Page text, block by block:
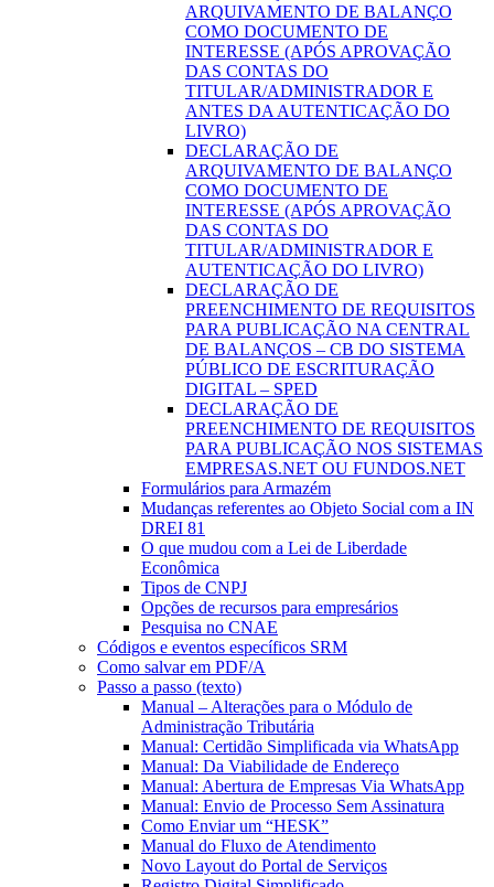
ARQUIVAMENTO DE BALANÇO
COMO DOCUMENTO DE
INTERESSE (APÓS APROVAÇÃO
DAS CONTAS DO
TITULAR/ADMINISTRADOR E
ANTES DA AUTENTICAÇÃO DO
LIVRO)
DECLARAÇÃO DE
ARQUIVAMENTO DE BALANÇO
COMO DOCUMENTO DE
INTERESSE (APÓS APROVAÇÃO
DAS CONTAS DO
TITULAR/ADMINISTRADOR E
AUTENTICAÇÃO DO LIVRO)
DECLARAÇÃO DE
PREENCHIMENTO DE REQUISITOS
PARA PUBLICAÇÃO NA CENTRAL
DE BALANÇOS – CB DO SISTEMA
PÚBLICO DE ESCRITURAÇÃO
DIGITAL – SPED
DECLARAÇÃO DE
PREENCHIMENTO DE REQUISITOS
PARA PUBLICAÇÃO NOS SISTEMAS
EMPRESAS.NET OU FUNDOS.NET
Formulários para Armazém
Mudanças referentes ao Objeto Social com a IN
DREI 81
O que mudou com a Lei de Liberdade
Econômica
Tipos de CNPJ
Opções de recursos para empresários
Pesquisa no CNAE
Códigos e eventos específicos SRM
Como salvar em PDF/A
Passo a passo (texto)
Manual – Alterações para o Módulo de
Administração Tributária
Manual: Certidão Simplificada via WhatsApp
Manual: Da Viabilidade de Endereço
Manual: Abertura de Empresas Via WhatsApp
Manual: Envio de Processo Sem Assinatura
Como Enviar um “HESK”
Manual do Fluxo de Atendimento
Novo Layout do Portal de Serviços